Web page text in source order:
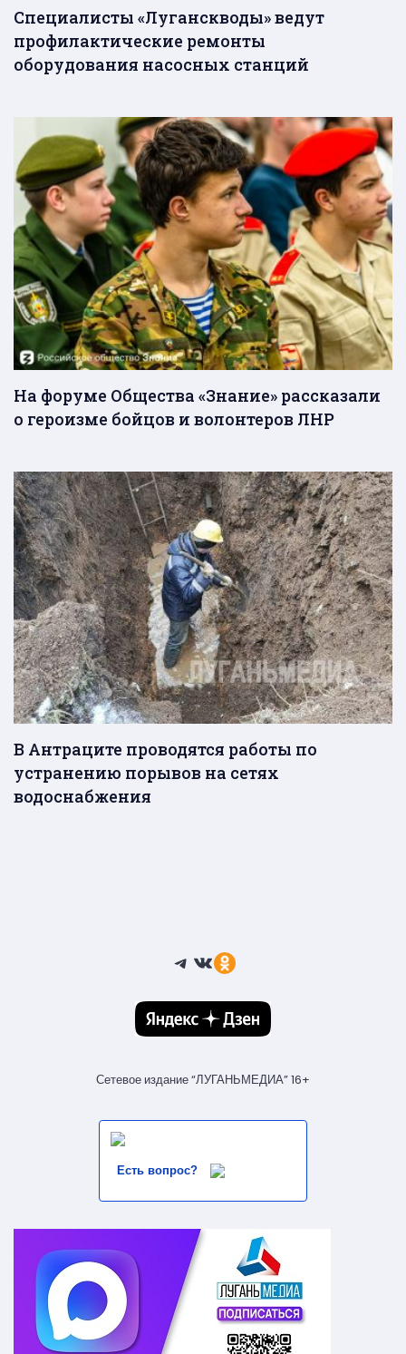
Специалисты «Луганскводы» ведут
профилактические ремонты
оборудования насосных станций
На форуме Общества «Знание» рассказали
о героизме бойцов и волонтеров ЛНР
В Антраците проводятся работы по
устранению порывов на сетях
водоснабжения
Telegram
ВКонтакте
Ссылка
Сетевое издание “ЛУГАНЬМЕДИА” 16+
Есть вопрос?